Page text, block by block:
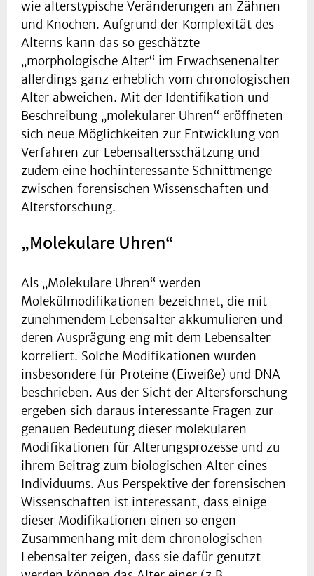
wie alterstypische Veränderungen an Zähnen
und Knochen. Aufgrund der Komplexität des
Alterns kann das so geschätzte
„morphologische Alter“ im Erwachsenenalter
allerdings ganz erheblich vom chronologischen
Alter abweichen. Mit der Identifikation und
Beschreibung „molekularer Uhren“ eröffneten
sich neue Möglichkeiten zur Entwicklung von
Verfahren zur Lebensaltersschätzung und
zudem eine hochinteressante Schnittmenge
zwischen forensischen Wissenschaften und
Altersforschung.
„Molekulare Uhren“
Als „Molekulare Uhren“ werden
Molekülmodifikationen bezeichnet, die mit
zunehmendem Lebensalter akkumulieren und
deren Ausprägung eng mit dem Lebensalter
korreliert. Solche Modifikationen wurden
insbesondere für Proteine (Eiweiße) und DNA
beschrieben. Aus der Sicht der Altersforschung
ergeben sich daraus interessante Fragen zur
genauen Bedeutung dieser molekularen
Modifikationen für Alterungsprozesse und zu
ihrem Beitrag zum biologischen Alter eines
Individuums. Aus Perspektive der forensischen
Wissenschaften ist interessant, dass einige
dieser Modifikationen einen so engen
Zusammenhang mit dem chronologischen
Lebensalter zeigen, dass sie dafür genutzt